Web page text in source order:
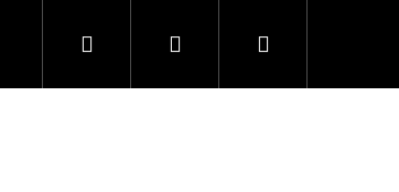
Hľadať PrihlásenieNákupný